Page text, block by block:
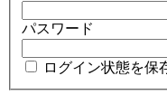
パスワード
ログイン状態を保